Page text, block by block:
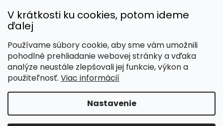
V krátkosti ku cookies, potom ideme
ďalej
Používame súbory cookie, aby sme vám umožnili
pohodlné prehliadanie webovej stránky a vďaka
analýze neustále zlepšovali jej funkcie, výkon a
použiteľnosť. Viac informácií
Nastavenie
Obľúbené spôsoby platby:
Copyright 2026Malujpodlacisel.sk. Všetky práva